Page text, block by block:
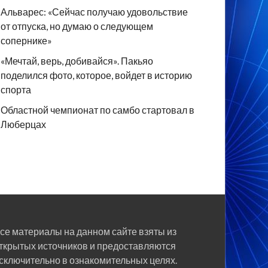
Альварес: «Сейчас получаю удовольствие
от отпуска, но думаю о следующем
сопернике»
«Мечтай, верь, добивайся». Пакьяо
поделился фото, которое, войдет в историю
спорта
Областной чемпионат по самбо стартовал в
Люберцах
материалы на данном сайте взяты из
источников и предоставляются
в ознакомительных целях.